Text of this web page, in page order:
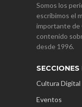
Somos los
escribimos el
importante de
contenido
desde 1996.
Cultura Digital
Eventos